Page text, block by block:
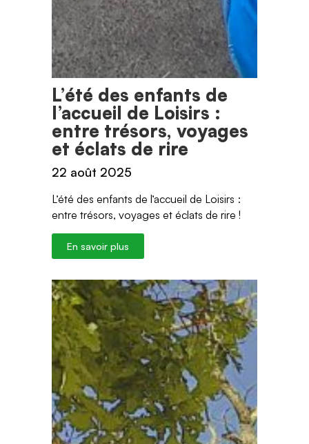
L’été des enfants de
l’accueil de Loisirs :
entre trésors, voyages
et éclats de rire
22 août 2025
L’été des enfants de l’accueil de Loisirs :
entre trésors, voyages et éclats de rire !
En savoir plus